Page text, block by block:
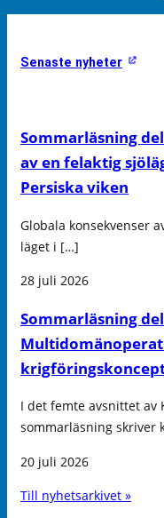
Senaste nyheter
Sommarläsning
av en felaktig
Persiska viken
Globala konsekvenser
läget i […]
28 juli 2026
Sommarläsning
I det femte avsnittet av
sommarläsning skriver
20 juli 2026
Till nyhetsarkivet »